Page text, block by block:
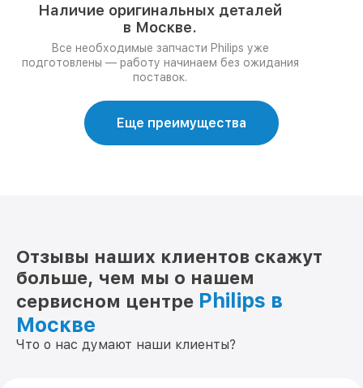
Наличие оригинальных деталей
в Москве.
Все необходимые запчасти Philips уже
подготовлены — работу начинаем без ожидания
поставок.
Еще преимущества
Отзывы наших клиентов скажут
больше, чем мы о нашем
сервисном центре Philips в
Москве
Что о нас думают наши клиенты?